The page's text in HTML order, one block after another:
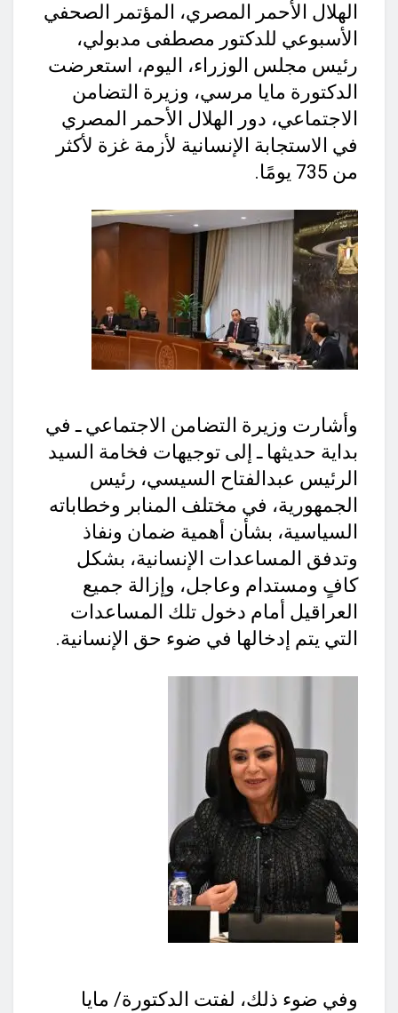
الهلال الأحمر المصري، المؤتمر الصحفي
الأسبوعي للدكتور مصطفى مدبولي،
رئيس مجلس الوزراء، اليوم، استعرضت
الدكتورة مايا مرسي، وزيرة التضامن
الاجتماعي، دور الهلال الأحمر المصري
في الاستجابة الإنسانية لأزمة غزة لأكثر
من 735 يومًا.
وأشارت وزيرة التضامن الاجتماعي ـ في
بداية حديثها ـ إلى توجيهات فخامة السيد
الرئيس عبدالفتاح السيسي، رئيس
الجمهورية، في مختلف المنابر وخطاباته
السياسية، بشأن أهمية ضمان ونفاذ
وتدفق المساعدات الإنسانية، بشكل
كافٍ ومستدام وعاجل، وإزالة جميع
العراقيل أمام دخول تلك المساعدات
التي يتم إدخالها في ضوء حق الإنسانية.
وفي ضوء ذلك، لفتت الدكتورة/ مايا